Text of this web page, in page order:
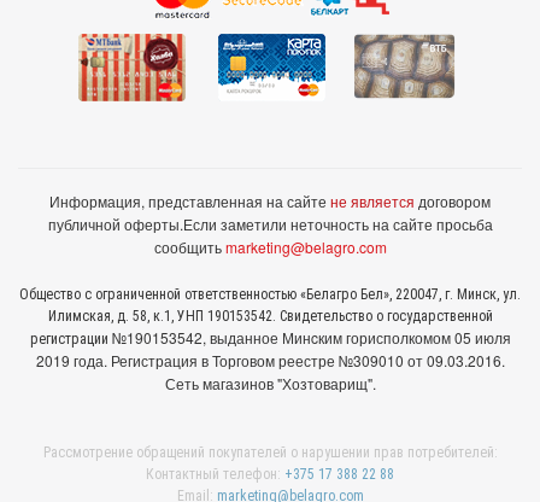
Информация, представленная на сайте не является договором
публичной оферты.Если заметили неточность на сайте просьба
сообщитьmarketing@belagro.com
Общество с ограниченной ответственностью «Белагро Бел», 220047, г. Минск, ул.
Илимская, д. 58, к.1, УНП 190153542. Свидетельство о государственной
регистрации №190153542, выданное Минcким горисполкомом 05 июля
2019 года. Регистрация в Торговом реестре №309010 от 09.03.2016.
Сеть магазинов "Хозтоварищ".
Рассмотрение обращений покупателей о нарушении прав потребителей:
Контактный телефон: +375 17 388 22 88
Email: marketing@belagro.com